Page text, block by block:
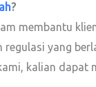
?
membantu
yang
kalian